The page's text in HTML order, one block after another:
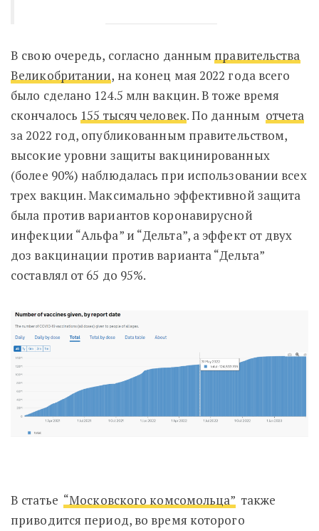
В свою очередь, согласно данным правительства
Великобритании, на конец мая 2022 года всего
было сделано 124.5 млн вакцин. В тоже время
скончалось 155 тысяч человек. По данным отчета
за 2022 год, опубликованным правительством,
высокие уровни защиты вакцинированных
(более 90%) наблюдалась при использовании всех
трех вакцин. Максимально эффективной защита
была против вариантов коронавирусной
инфекции “Альфа” и “Дельта”, а эффект от двух
доз вакцинации против варианта “Дельта”
составлял от 65 до 95%.
В статье “Московского комсомольца” также
приводится период, во время которого